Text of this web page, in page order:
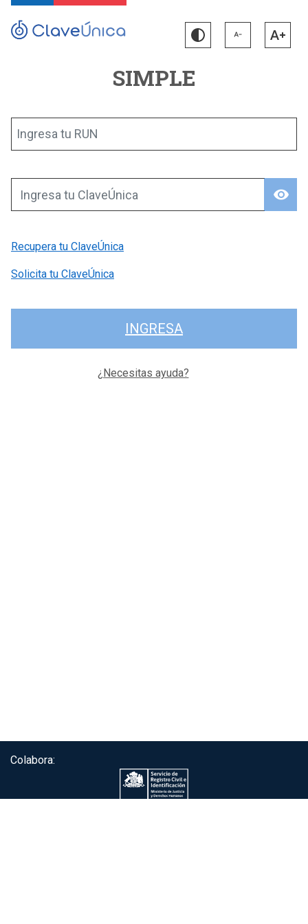
SIMPLE
Ingresa tu RUN
visibility
Ingresa tu ClaveÚnica
Recupera tu ClaveÚnica
Solicita tu ClaveÚnica
INGRESA
¿Necesitas ayuda?
Colabora: